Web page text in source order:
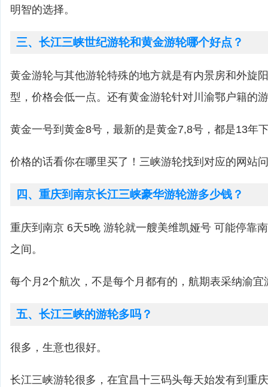
明智的选择。
三、长江三峡世纪游轮和黄金游轮哪个好点？
黄金游轮与其他游轮特殊的地方就是有内景房和外旋
型，价格会低一点。还有黄金游轮针对川渝鄂户籍的
黄金一号到黄金8号，最新的是黄金7,8号，都是13年
价格的话看你在哪里买了！三峡游轮找到对应的网站
四、重庆到南京长江三峡豪华游轮游多少钱？
重庆到南京 6天5晚 游轮就一艘美维凯娅号 可能停靠
之间。
每个月2个航次，不是每个月都有的，航期表采纳渝宜
五、长江三峡的游轮多吗？
很多，生意也很好。
长江三峡游轮很多，在宜昌十三码头每天始发有到重